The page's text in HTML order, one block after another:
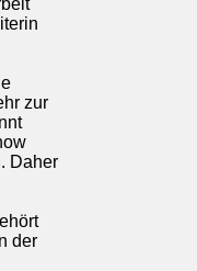
zur
Daher
der